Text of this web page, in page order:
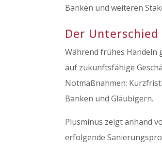
Banken und weiteren
Der
Während frühes
auf zukunftsfähige
Notmaßnahmen:
Banken und Gläubigern.
Plusminus zeigt anhand
erfolgende